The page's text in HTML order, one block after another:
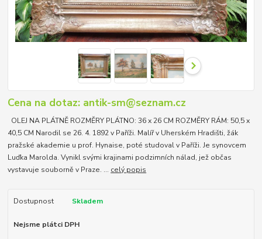
Cena na dotaz: antik-sm@seznam.cz
OLEJ NA PLÁTNĚ ROZMĚRY PLÁTNO: 36 x 26 CM ROZMĚRY RÁM: 50,5 x
40,5 CM Narodil se 26. 4. 1892 v Paříži. Malíř v Uherském Hradišti, žák
pražské akademie u prof. Hynaise, poté studoval v Paříži. Je synovcem
Luďka Marolda. Vynikl svými krajinami podzimních nálad, jež občas
vystavuje souborně v Praze. ... celý popis
Dostupnost Skladem
Nejsme plátci DPH